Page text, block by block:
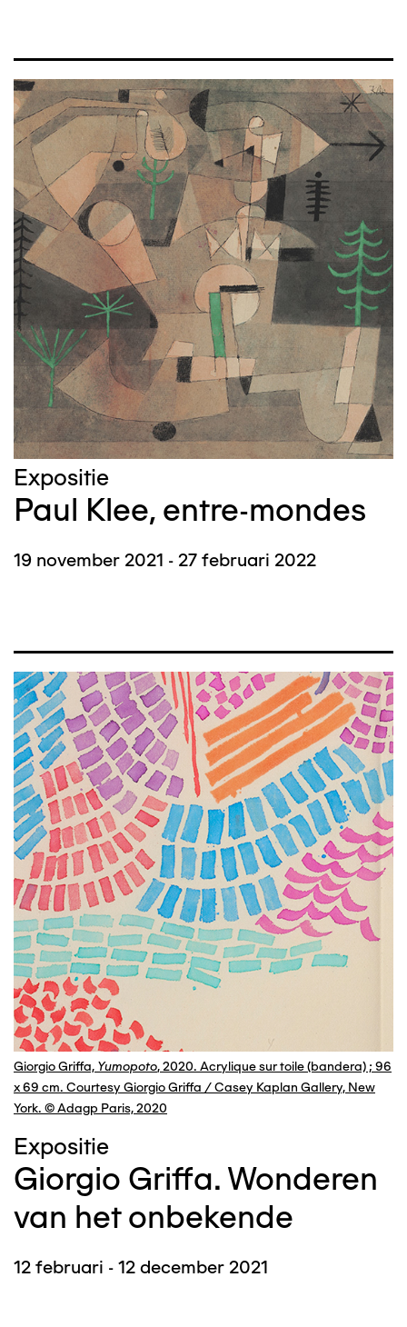
Afbeelding
Expositie
Paul Klee, entre-mondes
19 november 2021 - 27 februari 2022
Afbeelding
Giorgio Griffa, Yumopoto, 2020. Acrylique sur toile (bandera) ; 96
x 69 cm. Courtesy Giorgio Griffa / Casey Kaplan Gallery, New
York. © Adagp Paris, 2020
Expositie
Giorgio Griffa. Wonderen
van het onbekende
12 februari - 12 december 2021